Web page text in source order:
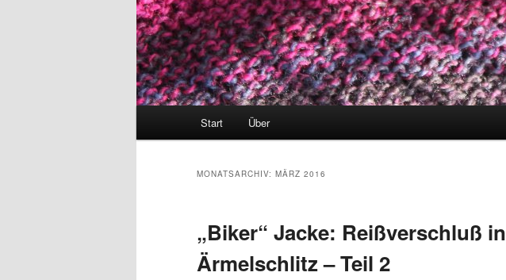
Start Über
MONATSARCHIV: MÄRZ 2016
„Biker“ Jacke: Reißverschluß in
Ärmelschlitz – Teil 2